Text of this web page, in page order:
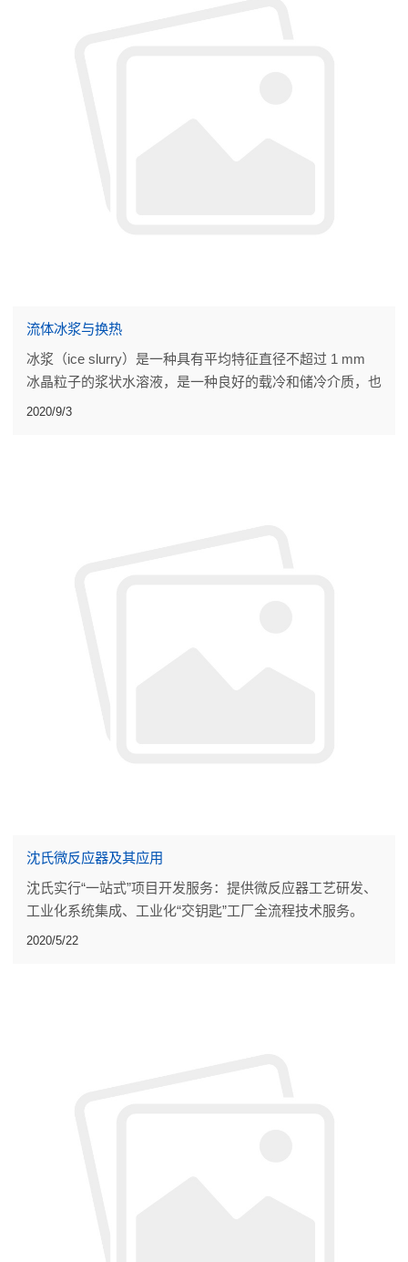
流体冰浆与换热
冰浆（ice slurry）是一种具有平均特征直径不超过 1 mm
冰晶粒子的浆状水溶液，是一种良好的载冷和储冷介质，也
是安全性好、性价比高的高效换热介质，因其独特性而在众
2020/9/3
沈氏微反应器及其应用
沈氏实行“一站式”项目开发服务：提供微反应器工艺研发、
工业化系统集成、工业化“交钥匙”工厂全流程技术服务。
2020/5/22